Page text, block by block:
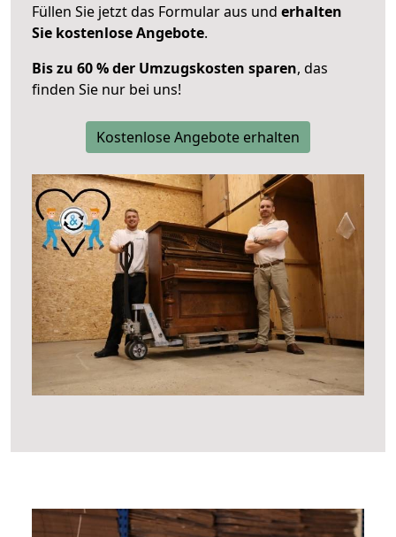
Füllen Sie jetzt das Formular aus und erhalten
Sie kostenlose Angebote.
Bis zu 60 % der Umzugskosten sparen, das
finden Sie nur bei uns!
Kostenlose Angebote erhalten